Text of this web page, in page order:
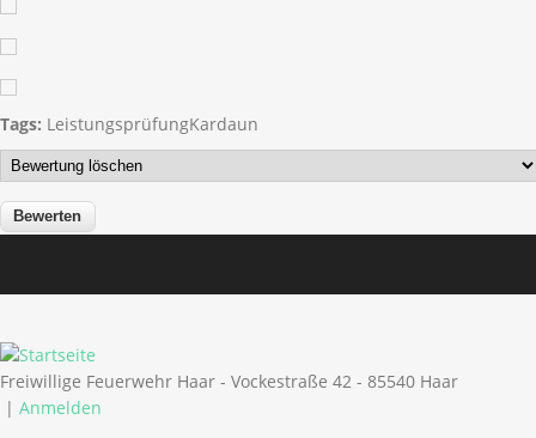
Tags: LeistungsprüfungKardaun
Freiwillige Feuerwehr Haar - Vockestraße 42 - 85540 Haar
| Anmelden